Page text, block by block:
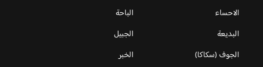
الاحساء
الباحة
البديعة
الجبيل
الجوف (سكاكا)
الخبر